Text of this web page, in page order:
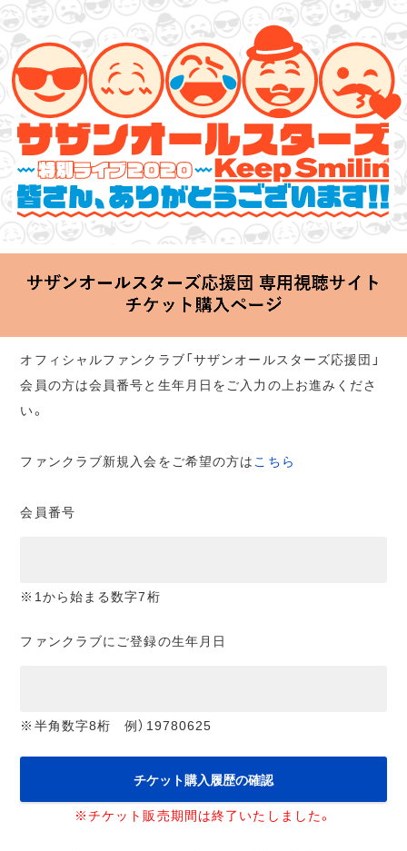
サザンオールスターズ 特別ライブ 2020
「Keep Smilin’～皆さん、ありがとうございます!!～」
2020.06.25 Thu 20:00 Start at 横浜アリーナ
オフィシャルファンクラブ「サザンオールスターズ応援団」
会員の方は会員番号と生年月日をご入力の上お進みくださ
い。
ファンクラブ新規入会をご希望の方は こちら
会員番号
※1から始まる数字7桁
ファンクラブにご登録の生年月日
※半角数字8桁 例）19780625
チケット購入履歴の確認
※チケット販売期間は終了いたしました。